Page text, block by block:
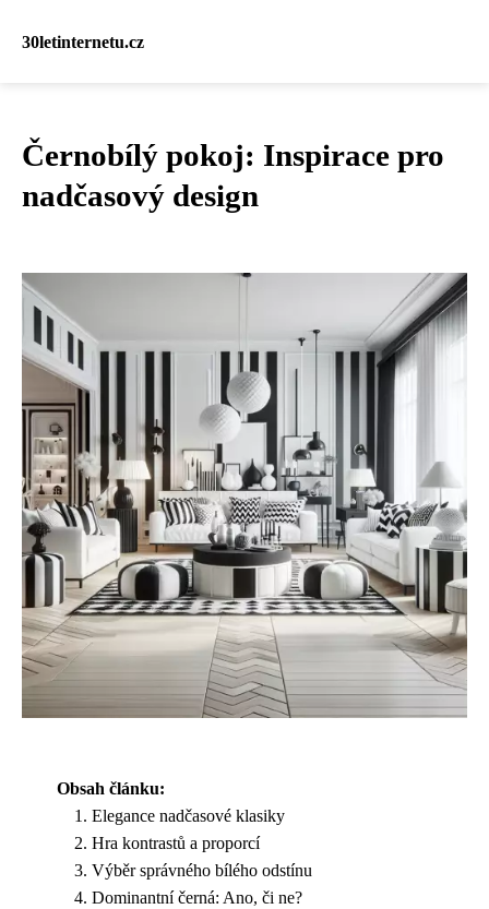
30letinternetu.cz
Černobílý pokoj: Inspirace pro
nadčasový design
Obsah článku:
Elegance nadčasové klasiky
Hra kontrastů a proporcí
Výběr správného bílého odstínu
Dominantní černá: Ano, či ne?